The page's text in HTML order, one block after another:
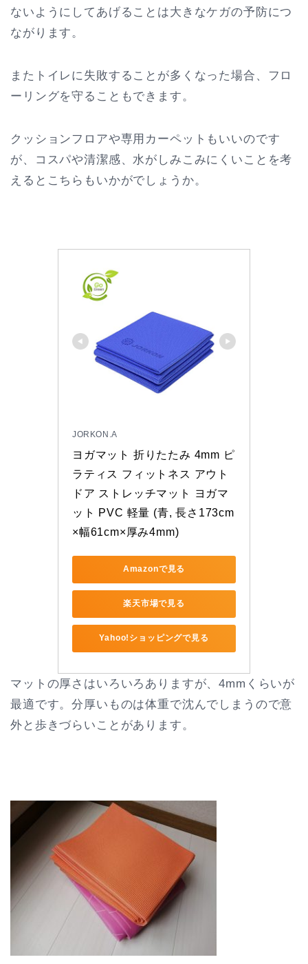
ないようにしてあげることは大きなケガの予防につ
ながります。
またトイレに失敗することが多くなった場合、フロ
ーリングを守ることもできます。
クッションフロアや専用カーペットもいいのです
が、コスパや清潔感、水がしみこみにくいことを考
えるとこちらもいかがでしょうか。
JORKON.A
ヨガマット 折りたたみ 4mm ピ
ラティス フィットネス アウト
ドア ストレッチマット ヨガマ
ット PVC 軽量 (青, 長さ173cm
×幅61cm×厚み4mm)
Amazonで見る
楽天市場で見る
Yahoo!ショッピングで見る
マットの厚さはいろいろありますが、4mmくらいが
最適です。分厚いものは体重で沈んでしまうので意
外と歩きづらいことがあります。